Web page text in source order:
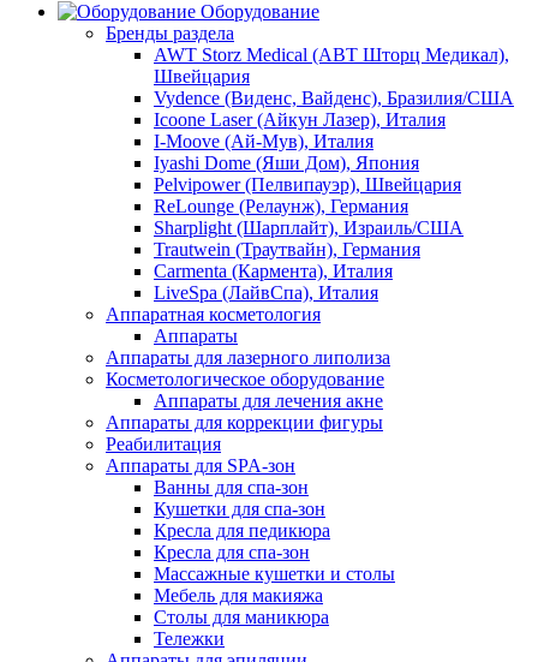
Оборудование
Бренды раздела
AWT Storz Medical (АВТ Шторц Медикал),
Швейцария
Vydence (Виденс, Вайденс), Бразилия/США
Icoone Laser (Айкун Лазер), Италия
I-Moove (Ай-Мув), Италия
Iyashi Dome (Яши Дом), Япония
Pelvipower (Пелвипауэр), Швейцария
ReLounge (Релаунж), Германия
Sharplight (Шарплайт), Израиль/США
Trautwein (Траутвайн), Германия
Carmenta (Кармента), Италия
LiveSpa (ЛайвСпа), Италия
Аппаратная косметология
Аппараты
Аппараты для лазерного липолиза
Косметологическое оборудование
Аппараты для лечения акне
Аппараты для коррекции фигуры
Реабилитация
Аппараты для SPA-зон
Ванны для спа-зон
Кушетки для спа-зон
Кресла для педикюра
Кресла для спа-зон
Массажные кушетки и столы
Мебель для макияжа
Столы для маникюра
Тележки